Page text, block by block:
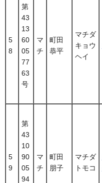
5
8
第
43
13
60
05
77
63
号
マ
チ
町田
恭平
マチダ
キョウ
ヘイ
5
9
第
43
10
90
05
94
マ
チ
町田
朋子
マチダ
トモコ